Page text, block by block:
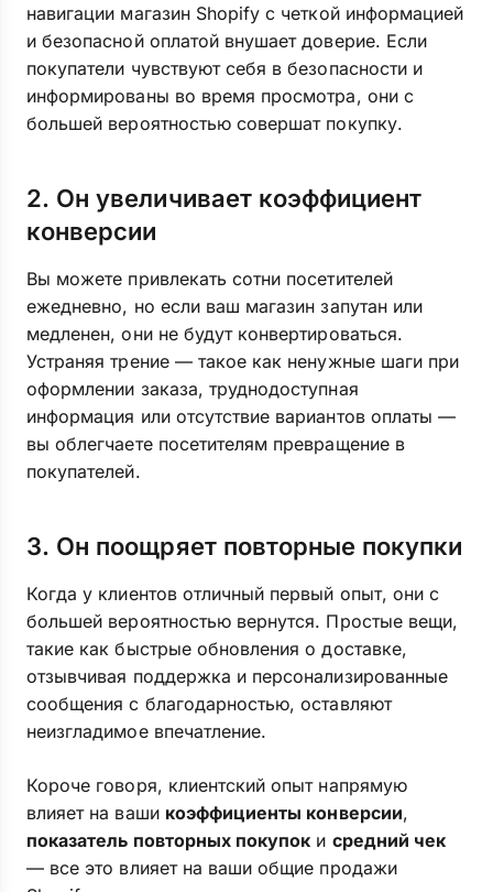
навигации магазин Shopify с четкой информацией
и безопасной оплатой внушает доверие. Если
покупатели чувствуют себя в безопасности и
информированы во время просмотра, они с
большей вероятностью совершат покупку.
2. Он увеличивает коэффициент
конверсии
Вы можете привлекать сотни посетителей
ежедневно, но если ваш магазин запутан или
медленен, они не будут конвертироваться.
Устраняя трение — такое как ненужные шаги при
оформлении заказа, труднодоступная
информация или отсутствие вариантов оплаты —
вы облегчаете посетителям превращение в
покупателей.
3. Он поощряет повторные покупки
Когда у клиентов отличный первый опыт, они с
большей вероятностью вернутся. Простые вещи,
такие как быстрые обновления о доставке,
отзывчивая поддержка и персонализированные
сообщения с благодарностью, оставляют
неизгладимое впечатление.
Короче говоря, клиентский опыт напрямую
влияет на ваши коэффициенты конверсии,
показатель повторных покупок и средний чек
— все это влияет на ваши общие продажи